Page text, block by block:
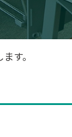
す。